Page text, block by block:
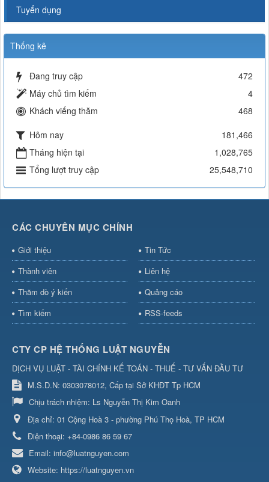
Tuyển dụng
Thống kê
Đang truy cập
472
Máy chủ tìm kiếm
4
Khách viếng thăm
468
Hôm nay
181,466
Tháng hiện tại
1,028,765
Tổng lượt truy cập
25,548,710
CÁC CHUYÊN MỤC CHÍNH
Giới thiệu
Tin Tức
Thành viên
Liên hệ
Thăm dò ý kiến
Quảng cáo
Tìm kiếm
RSS-feeds
CTY CP HỆ THỐNG LUẬT NGUYỄN
DỊCH VỤ LUẬT - TÀI CHÍNH KẾ TOÁN - THUẾ - TƯ VẤN ĐẦU TƯ
M.S.D.N: 0303078012, Cấp tại Sở KHĐT Tp HCM
Chịu trách nhiệm: Ls Nguyễn Thị Kim Oanh
Địa chỉ: 01 Cộng Hoà 3 - phường Phú Thọ Hoà, TP HCM
Điện thoại: +84-0986 86 59 67
Email: info@luatnguyen.com
Website: https://luatnguyen.vn